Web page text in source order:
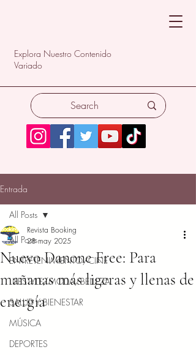
Explora Nuestro Contenido
Variado
Entrada
All Posts
ENTRETENIMIENTO/CINE
LIFESTYLE/MODA/BELLEZA
SALUD Y BIENESTAR
MÚSICA
DEPORTES
All Posts
Nuevo Danone Free: Para
mañanas más ligeras y llenas de
energía
Revista Booking
28 may 2025